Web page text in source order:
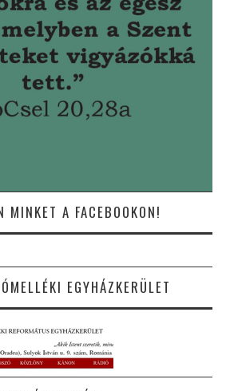
MINKET A FACEBOOKON!
EGYHÁZKERÜLET